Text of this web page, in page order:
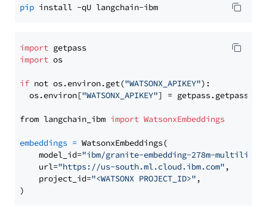
pip
import
import os
if not os.environ.get("WATSONX_APIKEY"):
  os.environ[
"WATSONX_APIKEY"] = getpass.getpass(
from langchain_ibm import WatsonxEmbeddings
embeddings = WatsonxEmbeddings(
    model_id=
"ibm/granite-embedding-278m-
    url=
"https://us-south.ml.cloud.ibm.com" ,
    project_id=
"<WATSONX PROJECT_ID>" ,